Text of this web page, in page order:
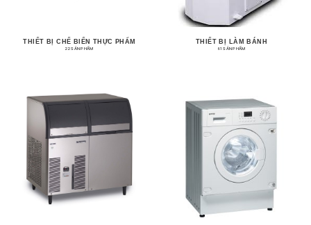
THIẾT BỊ CHẾ BIẾN THỰC PHẨM
22 SẢN PHẨM
THIẾT BỊ LÀM BÁNH
61 SẢN PHẨM